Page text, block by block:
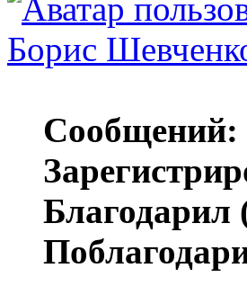
Борис
Сообщений:
Благодарил